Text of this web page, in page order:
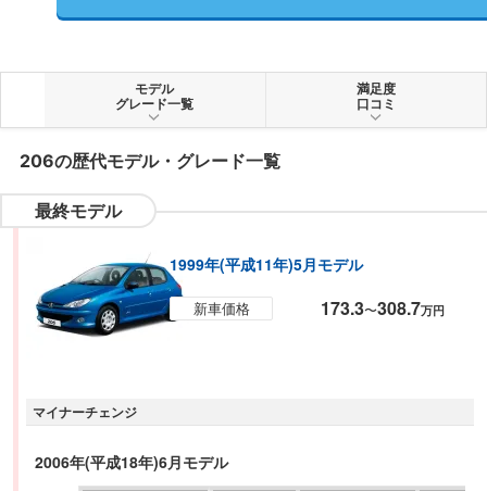
モデル
グレード一覧
満足度
口コミ
206の歴代モデル・グレード一覧
最終モデル
1999年(平成11年)5月モデル
新車価格 173.3〜308.7万円
マイナーチェンジ
2006年(平成18年)6月モデル